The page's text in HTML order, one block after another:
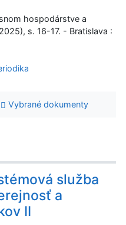
hospodárstve a
s. 16-17. - Bratislava :
Vybrané dokumenty
služba
a
II